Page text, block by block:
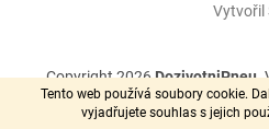
Tento web používá soubory cookie.
vyjadřujete souhlas s jejich
Vytvořil
Copyright 2026DozivotniPneu.